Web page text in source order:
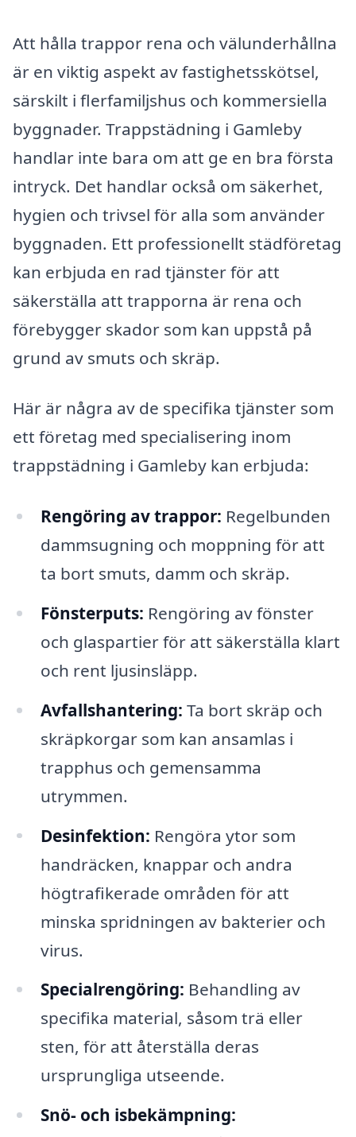
Att hålla trappor rena och välunderhållna
är en viktig aspekt av fastighetsskötsel,
särskilt i flerfamiljshus och kommersiella
byggnader. Trappstädning i Gamleby
handlar inte bara om att ge en bra första
intryck. Det handlar också om säkerhet,
hygien och trivsel för alla som använder
byggnaden. Ett professionellt städföretag
kan erbjuda en rad tjänster för att
säkerställa att trapporna är rena och
förebygger skador som kan uppstå på
grund av smuts och skräp.
Här är några av de specifika tjänster som
ett företag med specialisering inom
trappstädning i Gamleby kan erbjuda:
Rengöring av trappor: Regelbunden
dammsugning och moppning för att
ta bort smuts, damm och skräp.
Fönsterputs: Rengöring av fönster
och glaspartier för att säkerställa klart
och rent ljusinsläpp.
Avfallshantering: Ta bort skräp och
skräpkorgar som kan ansamlas i
trapphus och gemensamma
utrymmen.
Desinfektion: Rengöra ytor som
handräcken, knappar och andra
högtrafikerade områden för att
minska spridningen av bakterier och
virus.
Specialrengöring: Behandling av
specifika material, såsom trä eller
sten, för att återställa deras
ursprungliga utseende.
Snö- och isbekämpning: